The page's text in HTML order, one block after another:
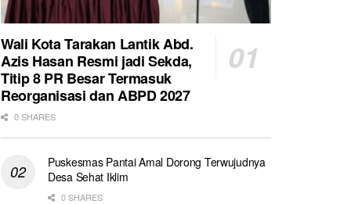
Wali Kota Tarakan Lantik Abd.
Azis Hasan Resmi jadi Sekda,
Titip 8 PR Besar Termasuk
Reorganisasi dan ABPD 2027
0 SHARES
Puskesmas Pantai Amal Dorong Terwujudnya
Desa Sehat Iklim
0 SHARES